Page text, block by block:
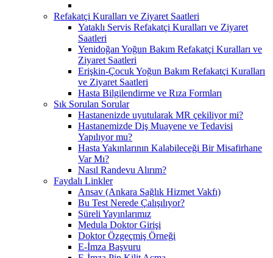
Refakatçi Kuralları ve Ziyaret Saatleri
Yataklı Servis Refakatçi Kuralları ve Ziyaret
Saatleri
Yenidoğan Yoğun Bakım Refakatçi Kuralları ve
Ziyaret Saatleri
Erişkin-Çocuk Yoğun Bakım Refakatçi Kuralları
ve Ziyaret Saatleri
Hasta Bilgilendirme ve Rıza Formları
Sık Sorulan Sorular
Hastanenizde uyutularak MR çekiliyor mi?
Hastanemizde Diş Muayene ve Tedavisi
Yapılıyor mu?
Hasta Yakınlarının Kalabileceği Bir Misafirhane
Var Mı?
Nasıl Randevu Alırım?
Faydalı Linkler
Ansav (Ankara Sağlık Hizmet Vakfı)
Bu Test Nerede Çalışılıyor?
Süreli Yayınlarımız
Medula Doktor Girişi
Doktor Özgeçmiş Örneği
E-İmza Başvuru